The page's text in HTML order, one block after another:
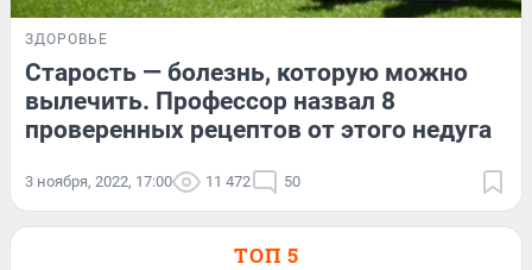
ЗДОРОВЬЕ
Старость — болезнь, которую можно
вылечить. Профессор назвал 8
проверенных рецептов от этого недуга
3 ноября, 2022, 17:00 11 472 50
ТОП 5